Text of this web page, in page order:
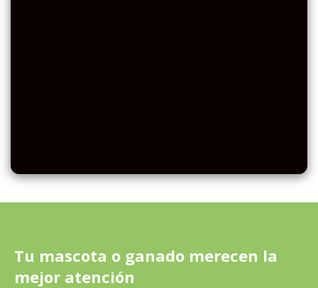
Tu mascota o ganado merecen la
mejor atención